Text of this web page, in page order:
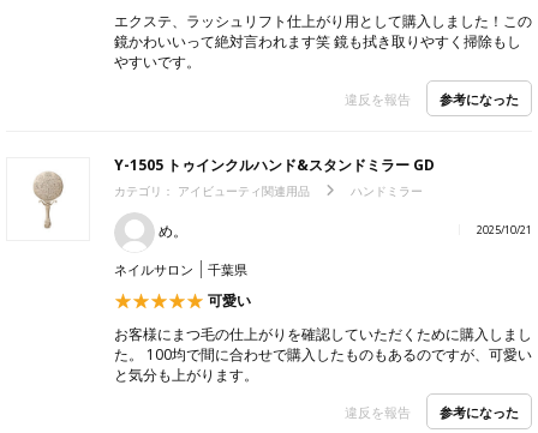
エクステ、ラッシュリフト仕上がり用として購入しました！この
鏡かわいいって絶対言われます笑 鏡も拭き取りやすく掃除もし
やすいです。
違反を報告 参考になった
Y-1505 トゥインクルハンド&スタンドミラー GD
カテゴリ： アイビューティ関連用品 ハンドミラー
め。 2025/10/21
ネイルサロン 千葉県
可愛い
お客様にまつ毛の仕上がりを確認していただくために購入しまし
た。 100均で間に合わせで購入したものもあるのですが、可愛い
と気分も上がります。
違反を報告 参考になった